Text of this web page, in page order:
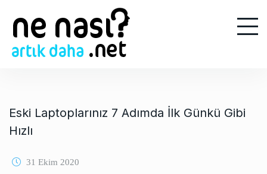
Eski Laptoplarınız 7 Adımda İlk Günkü Gibi
Hızlı
31 Ekim 2020